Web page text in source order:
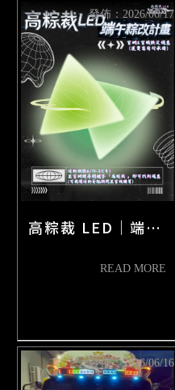
✨ 白鐵管崁入小燈｜細節
才是真正的質感 ✨
俐落白鐵管線條
搭配崁入式小燈配置
低調卻超有存在感⚡
從白鐵管、燈具到外觀配
件
透過烤漆搭配
讓整體視覺更俐落、更有
氣勢🔥
✨ 消光黑
🔶 白鐵管崁燈設計
🔶 客製化燈藝配置
高粽裁 LED｜端午
發佈：2026/06/17
發佈：2026/06/16